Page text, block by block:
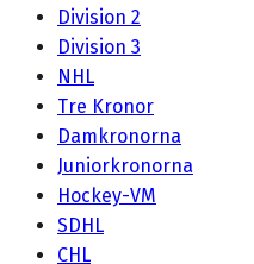
Division 2
Division 3
NHL
Tre Kronor
Damkronorna
Juniorkronorna
Hockey-VM
SDHL
CHL